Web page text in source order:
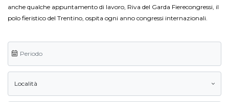
anche qualche appuntamento di lavoro, Riva del Garda Fierecongressi, il
polo fieristico del Trentino, ospita ogni anno congressi internazionali.
Località